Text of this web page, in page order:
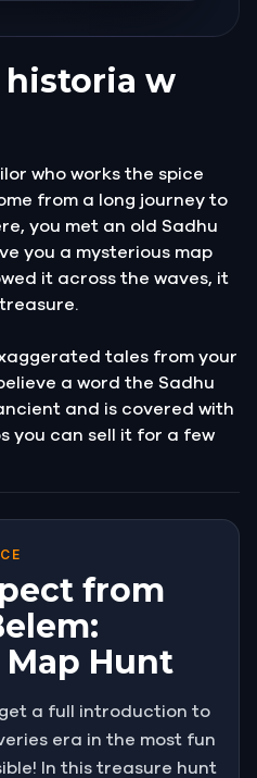
historia w
who works the spice
from a long journey to
you met an old Sadhu
you a mysterious map
it across the waves, it
tales from your
a word the Sadhu
and is covered with
you can sell it for a few
from
Hunt
a full introduction to
era in the most fun
In this treasure hunt